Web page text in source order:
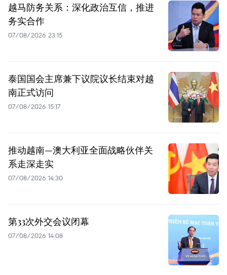
越马防务关系：深化政治互信，推进
务实合作
07/08/2026 23:15
泰国国会主席兼下议院议长结束对越
南正式访问
07/08/2026 15:17
推动越南—澳大利亚全面战略伙伴关
系走深走实
07/08/2026 14:30
第33次外交会议闭幕
07/08/2026 14:08